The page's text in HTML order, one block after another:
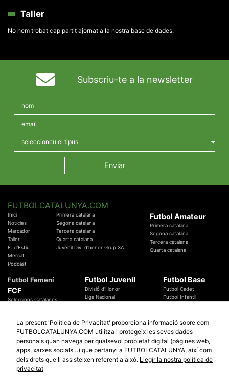
Taller
No hem trobat cap partit ajornat a la nostra base de dades.
Subscriu-te a la newsletter
FUTBOLCATALUNYA.COM
Inici
Notícies
Marcador
Taller
F. d'Estiu
Mercat
Podcast
Primera catalana
Segona catalana
Tercera catalana
Quarta catalana
Juvenil Div. d'honor Grup 3A
Futbol Amateur
Primera catalana
Segona catalana
Tercera catalana
Quarta catalana
Futbol Femení
FCF
Seleccions Catalanes
Temes Federatius
Futbol Juvenil
Divisió d'Honor
Liga Nacional
Futbol Base
Futbol Cadet
Futbol Infantil
Futbol Catalunya
Promocions
Sortejos
Participació
Especials
Copa Catalunya Absoluta 2019
Copa del Rei 2019 - 2020
La present 'Política de Privacitat' proporciona informació sobre com
FUTBOLCATALUNYA.COM utilitza i protegeix les seves dades
personals quan navega per qualsevol propietat digital (pàgines web,
apps, xarxes socials…) que pertanyi a FUTBOLCATALUNYA, així com
dels drets que li assisteixen referent a això. Llegir la nostra política de
privacitat